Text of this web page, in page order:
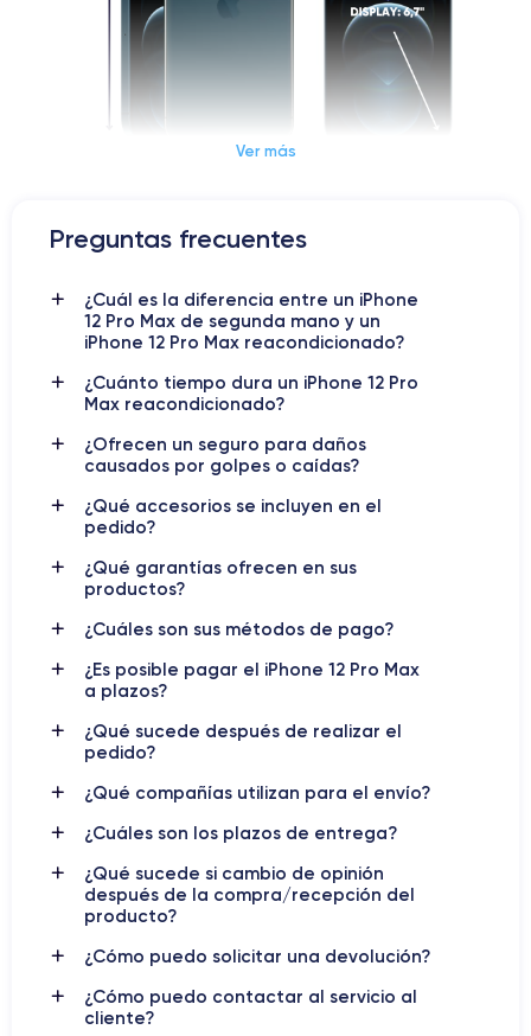
iPhone 12 Pro Max: la evolución
de la tecnología asequible
El iPhone 12 Pro Maxfue presentado el 13 de octubre de
2020, es un dispositivo premium ideal para quienes buscan un
que utiliza tecnología de 5 nanómetros para ofrecer un alto
rendimiento con un bajo consumo de energía.
El teléfono cuenta con tres cámaras traseras: un
angular de 12 megapíxeles
megapíxeles y un ultra gran angular de 12 megapíxeles
Además, la cámara frontal es de12 megapíxeles.
La batería de 3.687 mAhes capaz de proporcionar hasta 20
horas de conversación y 80 horas de reproducción de música.
El sistema operativo en el momento del lanzamiento era
, que ofrece muchas funciones innovadoras como la
la biblioteca de aplicaciones y el modoApp Clips
iPhone 12 Pro Max cuenta con la certificación
periodo de 30 minutos.
Si quieres ver la ficha técnica detallada,
Ver más
Preguntas frecuentes
¿Cuál es la diferencia entre un iPhone
12 Pro Max de segunda mano y un
iPhone 12 Pro Max reacondicionado?
¿Cuánto tiempo dura un iPhone 12 Pro
Max reacondicionado?
¿Ofrecen un seguro para daños
causados por golpes o caídas?
¿Qué accesorios se incluyen en el
pedido?
¿Qué garantías ofrecen en sus
productos?
¿Cuáles son sus métodos de pago?
¿Es posible pagar el iPhone 12 Pro Max
a plazos?
¿Qué sucede después de realizar el
pedido?
¿Qué compañías utilizan para el envío?
¿Cuáles son los plazos de entrega?
¿Qué sucede si cambio de opinión
después de la compra/recepción del
producto?
¿Cómo puedo solicitar una devolución?
¿Cómo puedo contactar al servicio al
cliente?